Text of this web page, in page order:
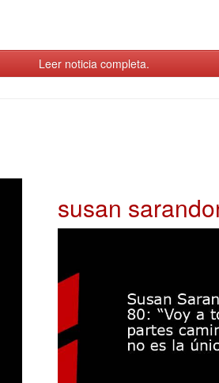
Leer noticia completa.
susan